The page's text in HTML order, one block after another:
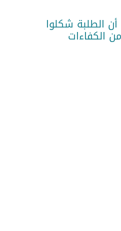
الطلبة شكلوا
الكفاءات